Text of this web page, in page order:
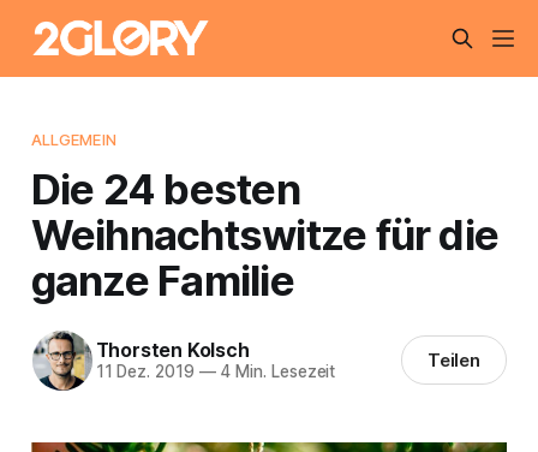
ALLGEMEIN
Die 24 besten
Weihnachtswitze für die
ganze Familie
Thorsten Kolsch
11 Dez. 2019 —4 Min. Lesezeit Teilen